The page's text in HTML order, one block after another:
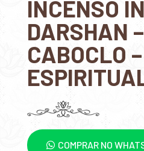
INCENSO
DARSHAN –
CABOCLO –
COMPRAR NO